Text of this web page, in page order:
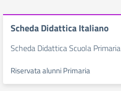
Scheda Didattica Italiano
Scheda Didattica Scuola Primaria
Riservata alunni Primaria